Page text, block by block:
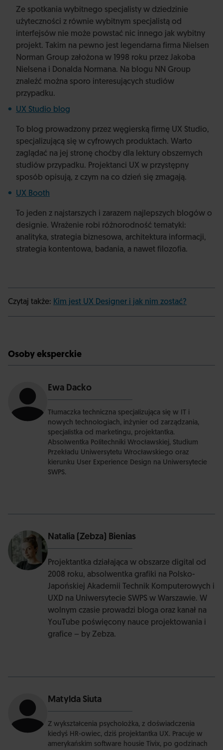
Ze spotkania wybitnego specjalisty w dziedzinie
użyteczności z równie wybitnym specjalistą od
interfejsów nie może powstać nic innego jak wybitny
projekt. Takim na pewno jest legendarna firma Nielsen
Norman Group założona w 1998 roku przez Jakoba
Nielsena i Donalda Normana. Na blogu NN Group
znaleźć można sporo interesujących studiów
przypadku.
UX Studio blog
To blog prowadzony przez węgierską firmę UX Studio,
specjalizującą się w cyfrowych produktach. Warto
zaglądać na jej stronę choćby dla lektury obszernych
studiów przypadku. Projektanci UX w przystępny
sposób opisują, z czym na co dzień się zmagają.
UX Booth
To jeden z najstarszych i zarazem najlepszych blogów o
designie. Wrażenie robi różnorodność tematyki:
analityka, strategia biznesowa, architektura informacji,
strategia kontentowa, badania, a nawet filozofia.
Czytaj także: Kim jest UX Designer i jak nim zostać?
Osoby eksperckie
Ewa Dacko
Tłumaczka techniczna specjalizująca się w IT i
nowych technologiach, inżynier od zarządzania,
specjalistka od marketingu, projektantka.
Absolwentka Politechniki Wrocławskiej, Studium
Przekładu Uniwersytetu Wrocławskiego oraz
kierunku User Experience Design na Uniwersytecie
SWPS.
Natalia (Zebza) Bienias
Projektantka działająca w obszarze digital od
2008 roku, absolwentka grafiki na Polsko-
Japońskiej Akademii Technik Komputerowych i
UXD na Uniwersytecie SWPS w Warszawie. W
wolnym czasie prowadzi bloga oraz kanał na
YouTube poświęcony nauce projektowania i
grafice – by Zebza.
Matylda Siuta
Z wykształcenia psycholożka, z doświadczenia
kiedyś HR-owiec, dziś projektantka UX. Pracuje w
amerykańskim software housie Tivix, po godzinach